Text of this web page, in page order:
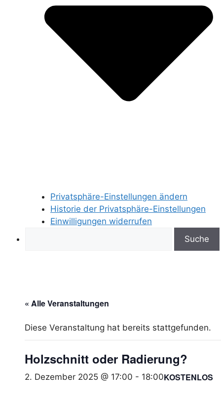
Privatsphäre-Einstellungen ändern
Historie der Privatsphäre-Einstellungen
Einwilligungen widerrufen
« Alle Veranstaltungen
Diese Veranstaltung hat bereits stattgefunden.
Holzschnitt oder Radierung?
2. Dezember 2025 @ 17:00 - 18:00KOSTENLOS